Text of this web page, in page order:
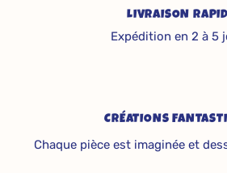
LIVRAISON
Expédition en 2 à 5
CRÉATIONS
Chaque pièce est imaginée et